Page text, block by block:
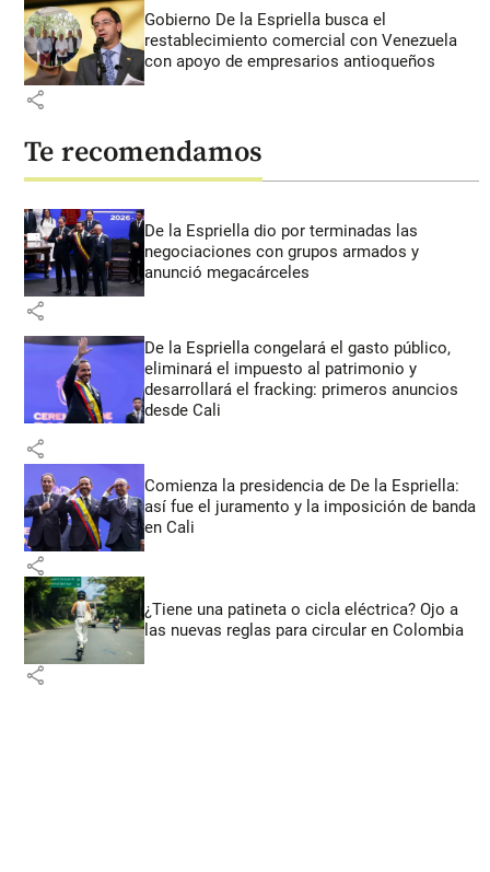
Gobierno De la Espriella busca el
restablecimiento comercial con Venezuela
con apoyo de empresarios antioqueños
share
Te recomendamos
De la Espriella dio por terminadas las
negociaciones con grupos armados y
anunció megacárceles
share
De la Espriella congelará el gasto público,
eliminará el impuesto al patrimonio y
desarrollará el fracking: primeros anuncios
desde Cali
share
Comienza la presidencia de De la Espriella:
así fue el juramento y la imposición de banda
en Cali
share
¿Tiene una patineta o cicla eléctrica? Ojo a
las nuevas reglas para circular en Colombia
share